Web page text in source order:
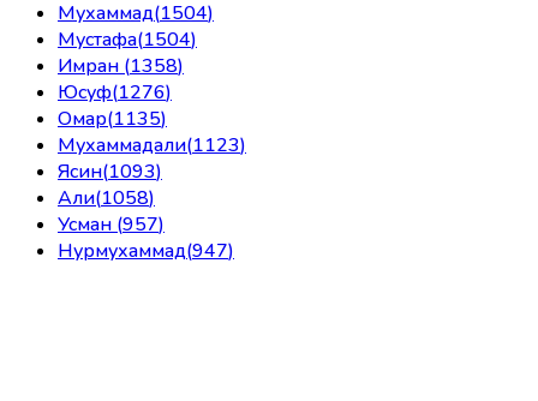
Мухаммад(1504)
Мустафа(1504)
Имран (1358)
Юсуф(1276)
Омар(1135)
Мухаммадали(1123)
Ясин(1093)
Али(1058)
Усман (957)
Нурмухаммад(947)